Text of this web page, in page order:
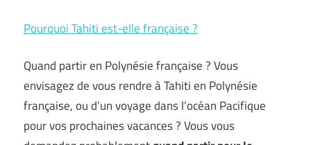
Pourquoi Tahiti est-elle française ?
Quand partir en Polynésie française ? Vous
envisagez de vous rendre à Tahiti en Polynésie
française, ou d’un voyage dans l’océan Pacifique
pour vos prochaines vacances ? Vous vous